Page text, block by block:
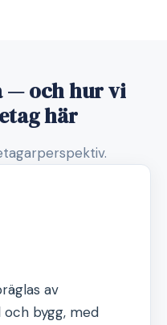
— och hur vi
här
av
bygg, med